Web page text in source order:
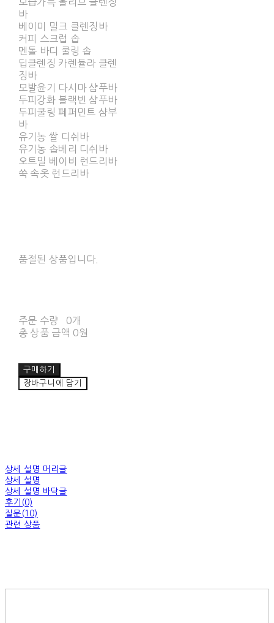
바
베이미 밀크 클렌징바
커피 스크럽 솝
멘톨 바디 쿨링 솝
딥클렌징 카렌듈라 클렌
징바
모발윤기 다시마 샴푸바
두피강화 블랙빈 샴푸바
두피쿨링 페퍼민트 샴부
바
유기농 쌀 디쉬바
유기농 솝베리 디쉬바
오트밀 베이비 런드리바
쑥 속옷 런드리바
품절된 상품입니다.
주문 수량
0개
총 상품 금액 0원
구매하기
장바구니에 담기
상세 설명 머리글
상세 설명
상세 설명 바닥글
후기(0)
질문(10)
관련 상품